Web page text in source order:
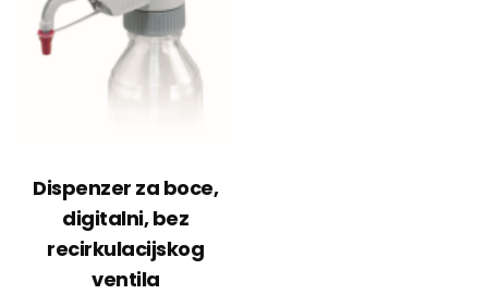
Dispenzer za boce,
digitalni, bez
recirkulacijskog
ventila